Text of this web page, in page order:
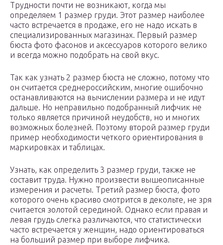
Трудности почти не возникают, когда мы
определяем 1 размер груди. Этот размер наиболее
часто встречается в продаже, его не надо искать в
специализированных магазинах. Первый размер
бюста фото фасонов и аксессуаров которого велико
и всегда можно подобрать на свой вкус.
Так как узнать 2 размер бюста не сложно, потому что
он считается среднероссийским, многие ошибочно
останавливаются на вычислении размера и не идут
дальше. Но неправильно подобранный лифчик не
только является причиной неудобств, но и многих
возможных болезней. Поэтому второй размер груди
пример необходимости четкого ориентирования в
маркировках и таблицах.
Узнать, как определить 3 размер груди, также не
составит труда. Нужно произвести вышеописанные
измерения и расчеты. Третий размер бюста, фото
которого очень красиво смотрится в декольте, не зря
считается золотой серединой. Однако если правая и
левая грудь слегка различаются, что статистически
часто встречается у женщин, надо ориентироваться
на больший размер при выборе лифчика.